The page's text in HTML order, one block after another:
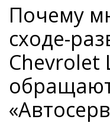
Почему
сходе-
Chevrolet